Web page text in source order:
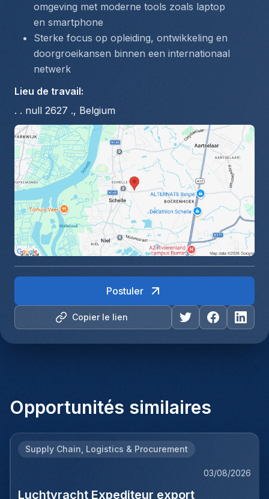
omgeving met moderne tools zoals laptop
en smartphone
Sterke focus op opleiding, ontwikkeling en
doorgroeikansen binnen een internationaal
netwerk
Lieu de travail:
. . null 2627 ., Belgium
Copier le lien
Postuler
Opportunités similaires
Supply Chain, Logistics & Procurement
03/08/2026
Luchtvracht Expediteur export